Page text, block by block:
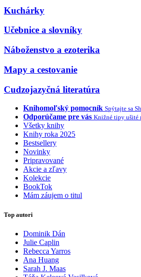
Kuchárky
Učebnice a slovníky
Náboženstvo a ezoterika
Mapy a cestovanie
Cudzojazyčná literatúra
Knihomoľský pomocník Spýtajte sa
Odporúčame pre vás Knižné tipy ušité
Všetky knihy
Knihy roka 2025
Bestsellery
Novinky
Pripravované
Akcie a zľavy
Kolekcie
BookTok
Mám záujem o titul
Top autori
Dominik Dán
Julie Caplin
Rebecca Yarros
Ana Huang
Sarah J. Maas